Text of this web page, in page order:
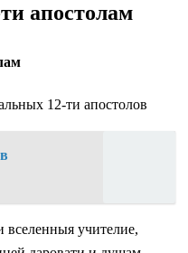
апостолам
12-ти апостолов
вселенныя учителие,